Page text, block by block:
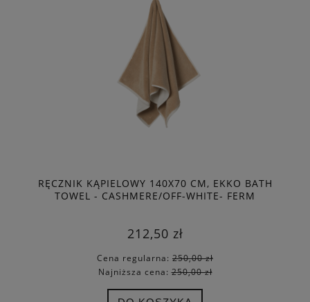
RĘCZNIK KĄPIELOWY 140X70 CM, EKKO BATH
TOWEL - CASHMERE/OFF-WHITE- FERM
212,50 zł
Cena regularna: 250,00 zł
Najniższa cena:250,00 zł